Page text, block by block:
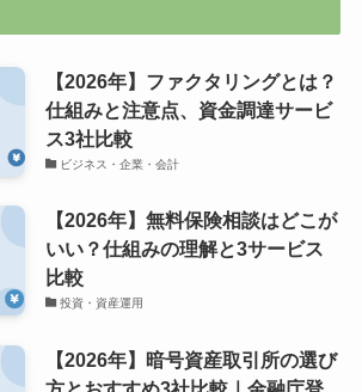
【2026年】ファクタリングとは？
仕組みと注意点、資金調達サービ
ス3社比較
ビジネス・企業・会計
【2026年】無料保険相談はどこが
いい？仕組みの理解と3サービス
比較
投資・資産運用
【2026年】暗号資産取引所の選び